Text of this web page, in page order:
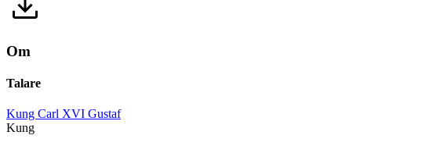
Om
Talare
Kung Carl XVI Gustaf
Kung